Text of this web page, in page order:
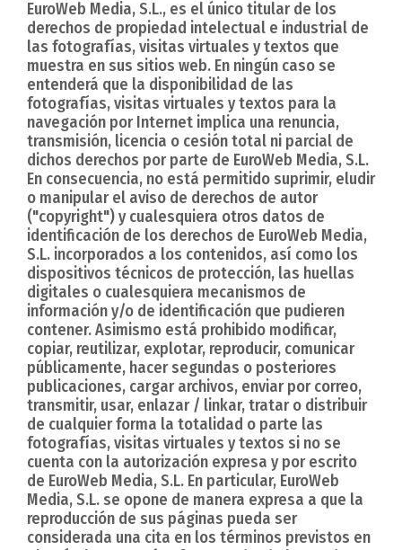
EuroWeb Media, S.L., es el único titular de los
derechos de propiedad intelectual e industrial de
las fotografías, visitas virtuales y textos que
muestra en sus sitios web. En ningún caso se
entenderá que la disponibilidad de las
fotografías, visitas virtuales y textos para la
navegación por Internet implica una renuncia,
transmisión, licencia o cesión total ni parcial de
dichos derechos por parte de EuroWeb Media, S.L.
En consecuencia, no está permitido suprimir, eludir
o manipular el aviso de derechos de autor
("copyright") y cualesquiera otros datos de
identificación de los derechos de EuroWeb Media,
S.L. incorporados a los contenidos, así como los
dispositivos técnicos de protección, las huellas
digitales o cualesquiera mecanismos de
información y/o de identificación que pudieren
contener. Asimismo está prohibido modificar,
copiar, reutilizar, explotar, reproducir, comunicar
públicamente, hacer segundas o posteriores
publicaciones, cargar archivos, enviar por correo,
transmitir, usar, enlazar / linkar, tratar o distribuir
de cualquier forma la totalidad o parte las
fotografías, visitas virtuales y textos si no se
cuenta con la autorización expresa y por escrito
de EuroWeb Media, S.L. En particular, EuroWeb
Media, S.L. se opone de manera expresa a que la
reproducción de sus páginas pueda ser
considerada una cita en los términos previstos en